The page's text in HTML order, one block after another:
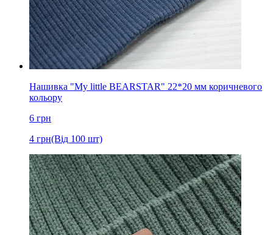
Нашивка "My little BEARSTAR" 22*20 мм коричневого
кольору
6 грн
4 грн(Від 100 шт)